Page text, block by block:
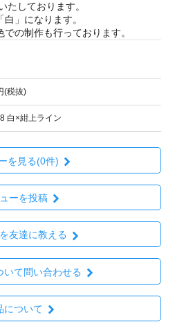
たしております。
」になります。
の制作も行っております。
(税抜)
白×紺上ライン
を見る(0件)
ーを投稿
友達に教える
いて問い合わせる
について